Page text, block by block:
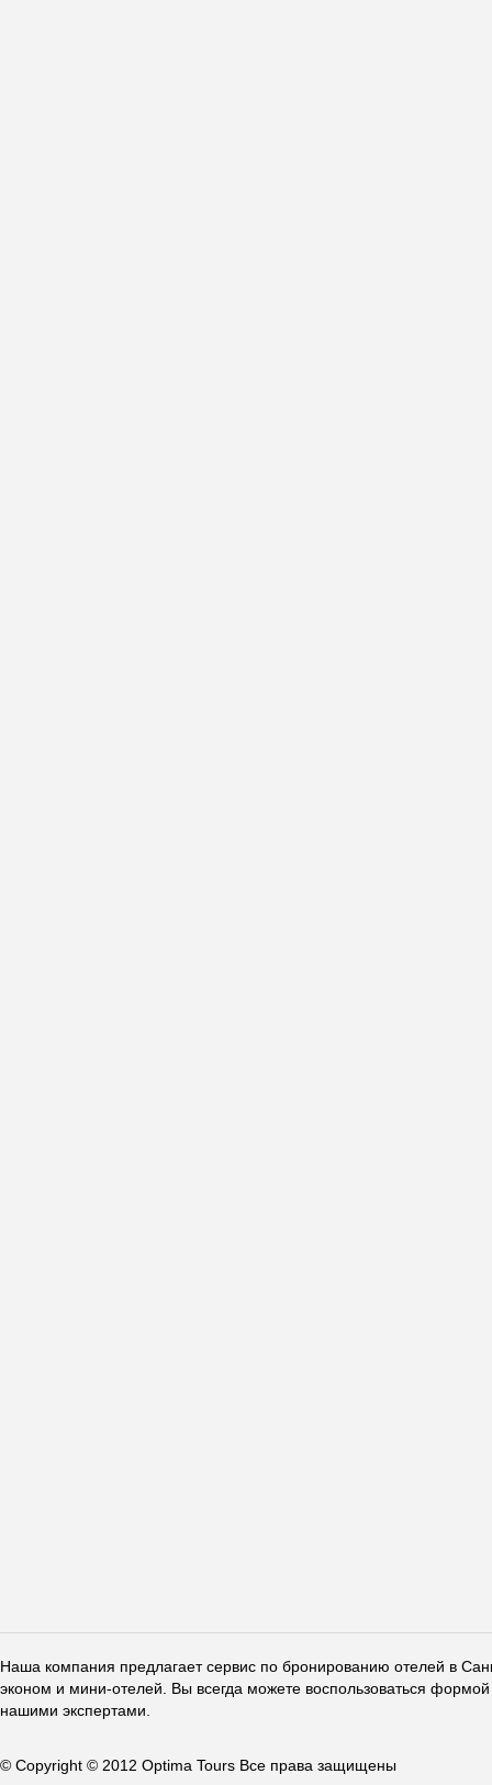
Наша компания предлагает сервис по бронированию отелей в
эконом и мини-отелей. Вы всегда можете воспользоваться
нашими экспертами.
© Copyright © 2012 Optima Tours Все права защищены